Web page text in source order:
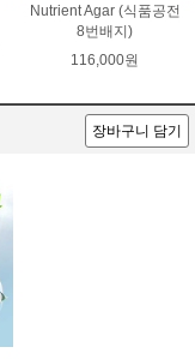
Nutrient Agar (식품공전
8번배지)
116,000원
장바구니 담기